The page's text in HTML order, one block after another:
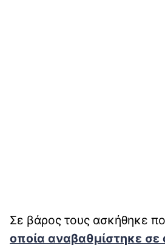
Σε βάρος τους ασκήθηκε
οποία αναβαθμίστηκε